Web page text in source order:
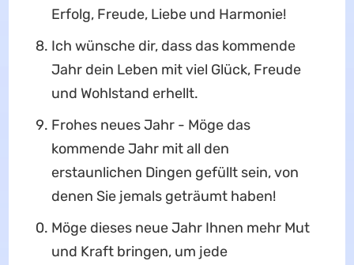
Erfolg, Freude, Liebe und Harmonie!
Ich wünsche dir, dass das kommende
Jahr dein Leben mit viel Glück, Freude
und Wohlstand erhellt.
Frohes neues Jahr - Möge das
kommende Jahr mit all den
erstaunlichen Dingen gefüllt sein, von
denen Sie jemals geträumt haben!
Möge dieses neue Jahr Ihnen mehr Mut
und Kraft bringen, um jede